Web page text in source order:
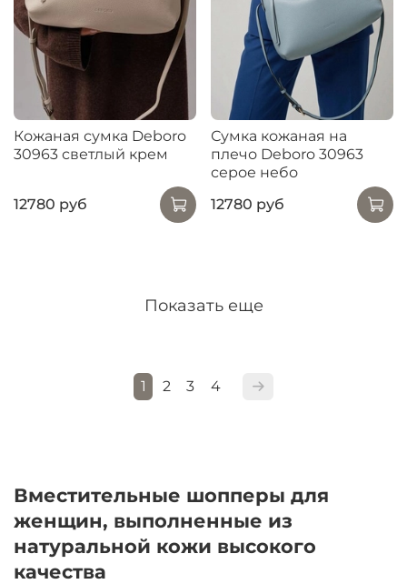
Кожаная сумка Deboro
30963 светлый крем
12780 руб
Сумка кожаная на
плечо Deboro 30963
серое небо
12780 руб
Показать еще
1 2 3 4
Вместительные шопперы для
женщин, выполненные из
натуральной кожи высокого
качества